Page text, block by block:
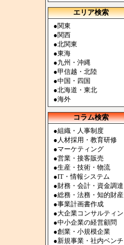
エリア検索
●関東
●関西
●北関東
●東海
●九州・沖縄
●甲信越・北陸
●中国・四国
●北海道・東北
●海外
コラム検索
●組織・人事制度
●人材採用・教育研修
●マーケティング
●営業・接客販売
●生産・技術・物流
●IT・情報システム
●財務・会計・資金調達
●総務・法務・知的財産
●事業計画書作成
●大企業コンサルティ
●中小企業の経営顧問
●創業・小規模企業
●新規事業・社内ベンチ